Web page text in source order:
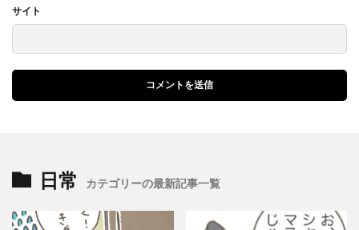
サイト
日常 カテゴリーの最新記事一覧